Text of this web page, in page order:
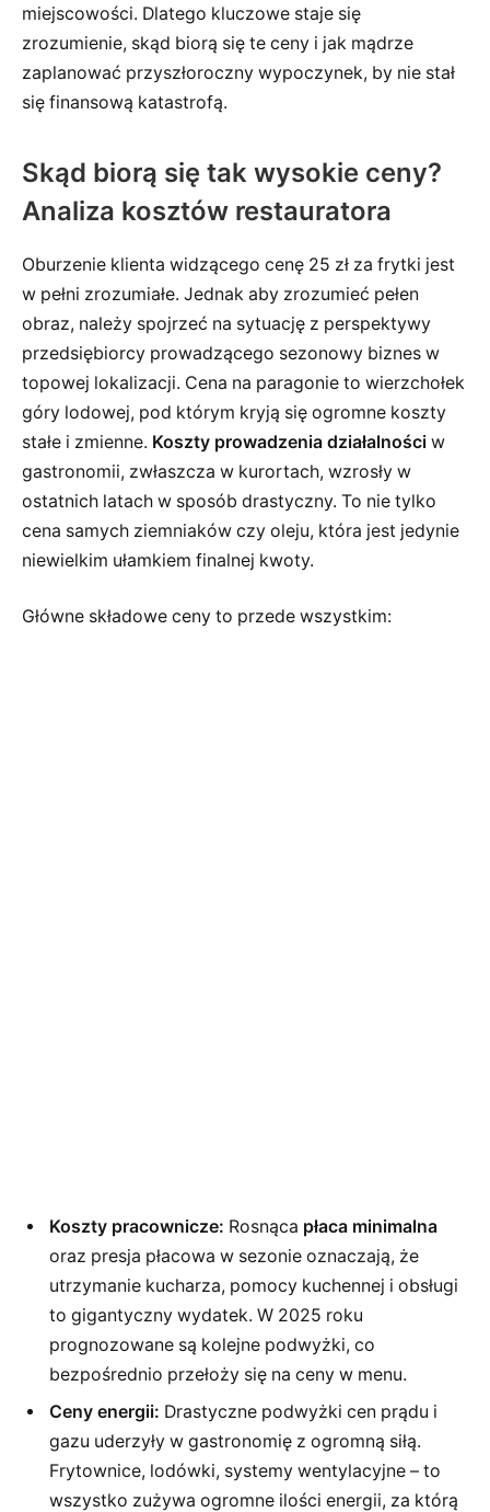
miejscowości. Dlatego kluczowe staje się
zrozumienie, skąd biorą się te ceny i jak mądrze
zaplanować przyszłoroczny wypoczynek, by nie stał
się finansową katastrofą.
Skąd biorą się tak wysokie ceny?
Analiza kosztów restauratora
Oburzenie klienta widzącego cenę 25 zł za frytki jest
w pełni zrozumiałe. Jednak aby zrozumieć pełen
obraz, należy spojrzeć na sytuację z perspektywy
przedsiębiorcy prowadzącego sezonowy biznes w
topowej lokalizacji. Cena na paragonie to wierzchołek
góry lodowej, pod którym kryją się ogromne koszty
stałe i zmienne. Koszty prowadzenia działalności w
gastronomii, zwłaszcza w kurortach, wzrosły w
ostatnich latach w sposób drastyczny. To nie tylko
cena samych ziemniaków czy oleju, która jest jedynie
niewielkim ułamkiem finalnej kwoty.
Główne składowe ceny to przede wszystkim:
Koszty pracownicze: Rosnąca płaca minimalna
oraz presja płacowa w sezonie oznaczają, że
utrzymanie kucharza, pomocy kuchennej i obsługi
to gigantyczny wydatek. W 2025 roku
prognozowane są kolejne podwyżki, co
bezpośrednio przełoży się na ceny w menu.
Ceny energii: Drastyczne podwyżki cen prądu i
gazu uderzyły w gastronomię z ogromną siłą.
Frytownice, lodówki, systemy wentylacyjne – to
wszystko zużywa ogromne ilości energii, za którą